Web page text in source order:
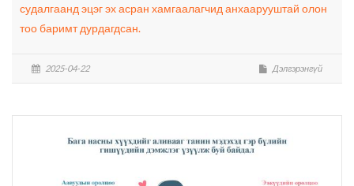
судалгаанд эцэг эх асран хамгаалагчид анхаарууштай олон
тоо баримт дурдагдсан.
2025-04-22 Дэлгэрэнгүй